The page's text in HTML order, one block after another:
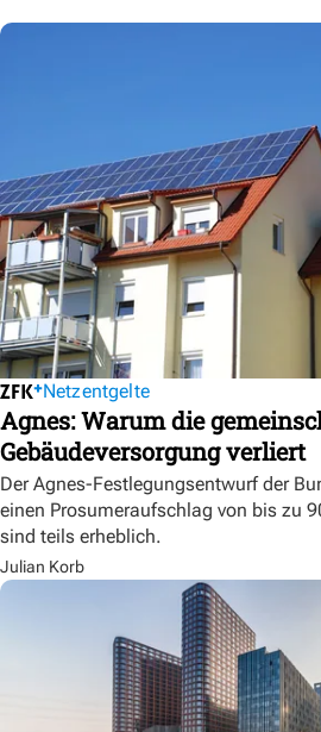
Netzentgelte
Agnes: Warum die
Gebäudeversorgung verliert
Der Agnes-Festlegungsentwurf der
einen Prosumeraufschlag von bis zu
sind teils erheblich.
Julian Korb